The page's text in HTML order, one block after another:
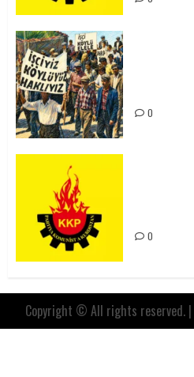
0
0
Copyright © All rights reserved. |